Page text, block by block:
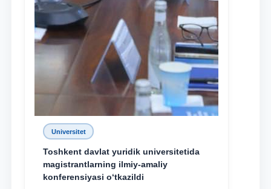
Universitet
Toshkent davlat yuridik universitetida
magistrantlarning ilmiy-amaliy
konferensiyasi o‘tkazildi